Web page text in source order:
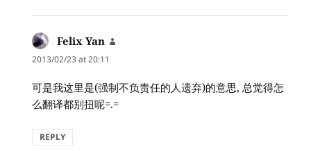
Felix Yan
2013/02/23 at 20:11
可是我这里是(强制不负责任的人遗弃)的意思, 总觉得怎
么翻译都别扭呢=.=
REPLY